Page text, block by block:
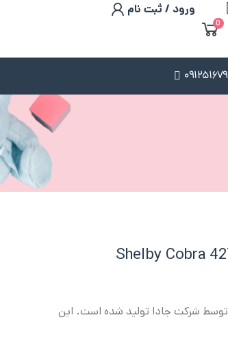
0
ورود / ثبت نام
توسط شرکت جادا تولید شده است. این